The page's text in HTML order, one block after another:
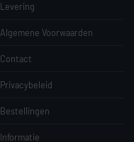
Levering
Algemene Voorwaarden
Contact
Privacybeleid
Bestellingen
Informatie